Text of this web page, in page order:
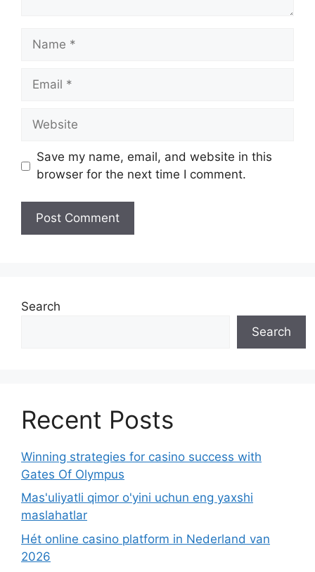
Name
Email
Website
Save my name, email, and website in this
browser for the next time I comment.
Search
Search
Recent Posts
Winning strategies for casino success with
Gates Of Olympus
Mas'uliyatli qimor o'yini uchun eng yaxshi
maslahatlar
Hét online casino platform in Nederland van
2026